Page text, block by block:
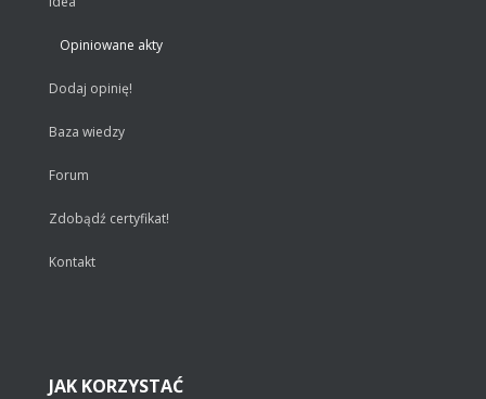
Opiniowane akty
Dodaj opinię!
Baza wiedzy
Forum
Zdobądź certyfikat!
Kontakt
JAK KORZYSTAĆ